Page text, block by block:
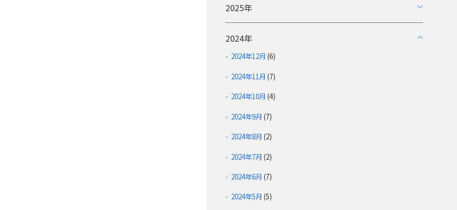
2025年
2024年
2024年12月 (6)
2024年11月 (7)
2024年10月 (4)
2024年9月 (7)
2024年8月 (2)
2024年7月 (2)
2024年6月 (7)
2024年5月 (5)